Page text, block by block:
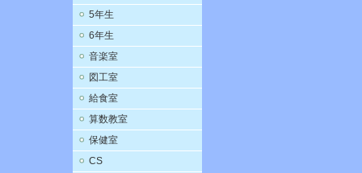
5年生
6年生
音楽室
図工室
給食室
算数教室
保健室
CS